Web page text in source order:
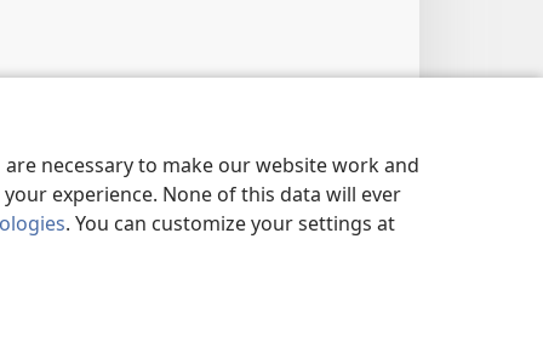
necessary to make our website work and
experience. None of this data will ever
. You can customize your settings at